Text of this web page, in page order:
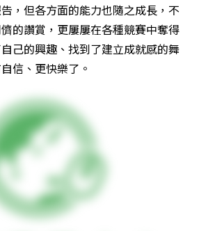
，但各方面的能力也隨之成長，不
的讚賞，更屢屢在各種競賽中奪得
己的興趣、找到了建立成就感的舞
信、更快樂了。